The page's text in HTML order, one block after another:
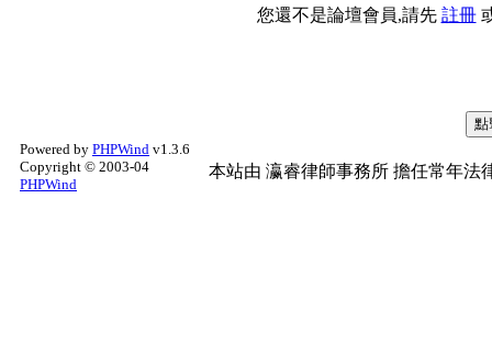
您還不是論壇會員,請先 註冊
Powered by PHPWind v1.3.6
Copyright © 2003-04
PHPWind
本站由 瀛睿律師事務所 擔任常年法